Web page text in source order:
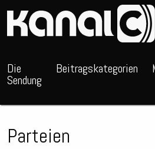
Die
Sendung
Beitragskategorien
Parteien